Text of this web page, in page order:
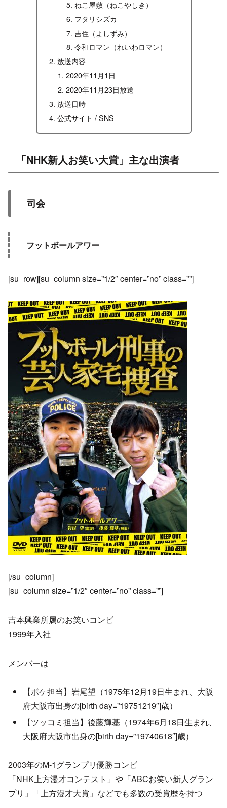
ねこ屋敷（ねこやしき）
フタリシズカ
吉住（よしずみ）
令和ロマン（れいわロマン）
放送内容
2020年11月1日
2020年11月23日放送
放送日時
公式サイト / SNS
「NHK新人お笑い大賞」主な出演者
司会
フットボールアワー
[su_row][su_column size=”1/2″ center=”no” class=””]
[/su_column]
[su_column size=”1/2″ center=”no” class=””]
吉本興業所属のお笑いコンビ
1999年入社
メンバーは
【ボケ担当】岩尾望（1975年12月19日生まれ、大阪
府大阪市出身の[birth day=”19751219″]歳）
【ツッコミ担当】後藤輝基（1974年6月18日生まれ、
大阪府大阪市出身の[birth day=”19740618″]歳）
2003年のM-1グランプリ優勝コンビ
「NHK上方漫才コンテスト」や「ABCお笑い新人グラン
プリ」「上方漫才大賞」などでも多数の受賞歴を持つ